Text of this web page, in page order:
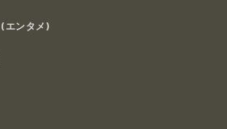
(エンタメ)